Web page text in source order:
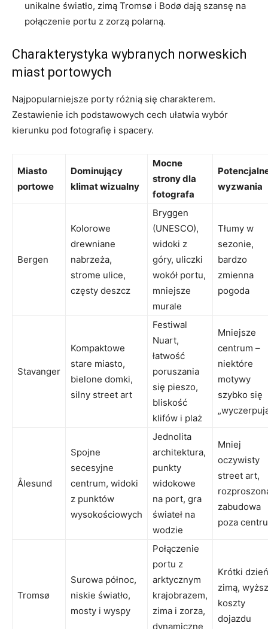
unikalne światło, zimą Tromsø i Bodø dają szansę na
połączenie portu z zorzą polarną.
Charakterystyka wybranych norweskich
miast portowych
Najpopularniejsze porty różnią się charakterem.
Zestawienie ich podstawowych cech ułatwia wybór
kierunku pod fotografię i spacery.
Miasto
portowe
Dominujący
klimat wizualny
Mocne
strony dla
fotografa
wyzwania
Bergen
Kolorowe
drewniane
nabrzeża,
strome ulice,
częsty deszcz
Bryggen
(UNESCO),
widoki z
góry, uliczki
wokół portu,
mniejsze
murale
Tłumy w
sezonie,
bardzo
zmienna
pogoda
Stavanger
Kompaktowe
stare miasto,
bielone domki,
silny street art
Festiwal
Nuart,
łatwość
poruszania
się pieszo,
bliskość
klifów i plaż
Mniejsze
centrum –
niektóre
motywy
szybko się
Ålesund
Spojne
secesyjne
centrum, widoki
z punktów
wysokościowych
Jednolita
architektura,
punkty
widokowe
na port, gra
świateł na
wodzie
Mniej
oczywisty
street art,
zabudowa
poza
Tromsø
Surowa północ,
niskie światło,
mosty i wyspy
Połączenie
portu z
arktycznym
krajobrazem,
zima i zorza,
dynamiczne
Krótki dzień
zimą,
koszty
dojazdu